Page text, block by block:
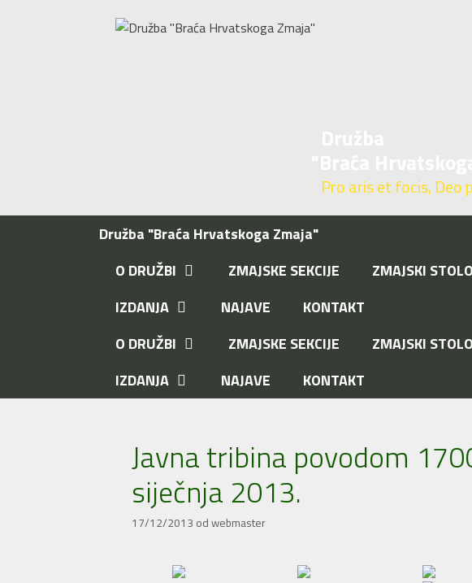
Pro aris et focis, Deo
Družba "Braća Hrvatskoga Zmaja"
O DRUŽBI
ZMAJSKE SEKCIJE ZMAJSKI
IZDANJA
NAJAVE
KONTAKT
O DRUŽBI
ZMAJSKE SEKCIJE ZMAJSKI
IZDANJA
NAJAVE KONTAKT
Javna tribina povodom
siječnja 2013.
17/12/2013 od webmaster